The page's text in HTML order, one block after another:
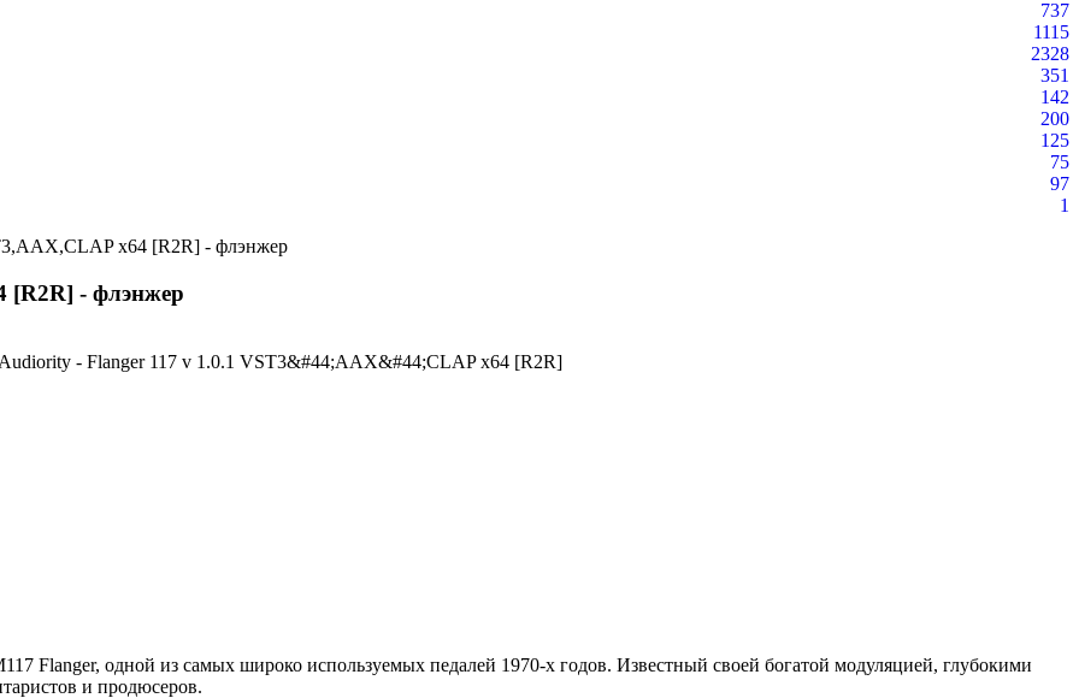
737
1115
2328
351
142
200
125
75
97
1
x64 [R2R] - флэнжер
[R2R] - флэнжер
Flanger, одной из самых широко используемых педалей 1970-х годов. Известный своей богатой модуляцией, глубокими
и продюсеров.